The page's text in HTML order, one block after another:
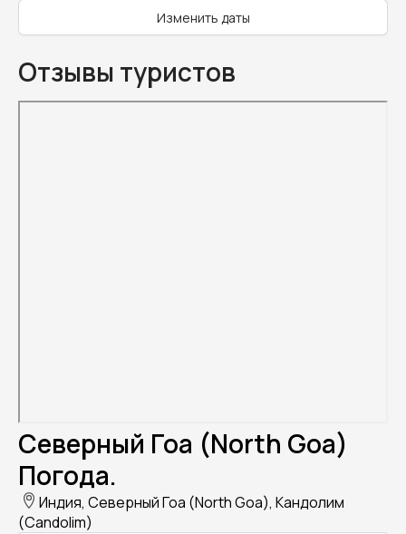
Изменить даты
Отзывы туристов
Северный Гоа (North Goa)
Погода.
Индия, Северный Гоа (North Goa), Кандолим
(Candolim)